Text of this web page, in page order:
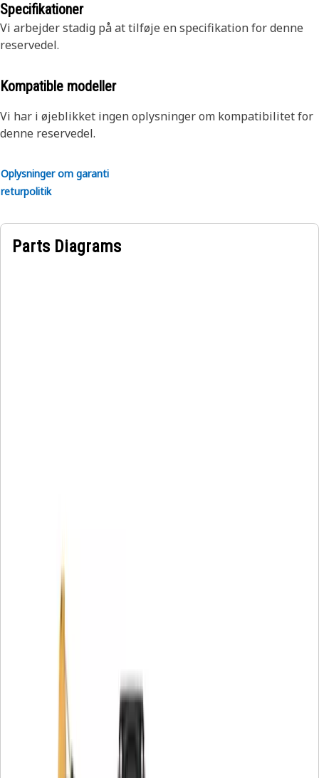
Specifikationer
Vi arbejder stadig på at tilføje en specifikation for denne
reservedel.
Kompatible modeller
Vi har i øjeblikket ingen oplysninger om kompatibilitet for
denne reservedel.
Oplysninger om garanti
returpolitik
Parts Diagrams